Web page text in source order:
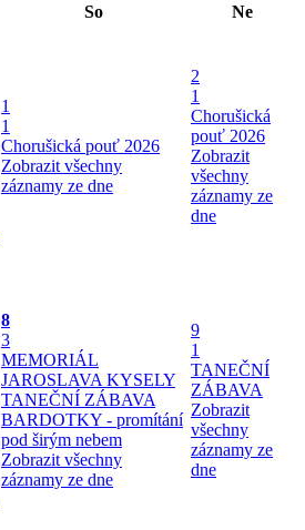
So Ne
1
1
Chorušická pouť 2026
Zobrazit všechny
záznamy ze dne
2
1
Chorušická
pouť 2026
Zobrazit
všechny
záznamy ze
dne
8
3
MEMORIÁL
JAROSLAVA KYSELY
TANEČNÍ ZÁBAVA
BARDOTKY - promítání
pod širým nebem
Zobrazit všechny
záznamy ze dne
9
1
TANEČNÍ
ZÁBAVA
Zobrazit
všechny
záznamy ze
dne